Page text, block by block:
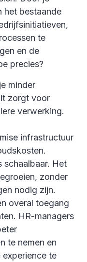
het bestaande
te
en de
precies?
minder
zorgt voor
verwerking.
infrastructuur
schaalbaar. Het
zonder
nodig zijn.
overal toegang
HR-managers
te nemen en
te